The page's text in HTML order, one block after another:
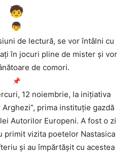
de lectură, se vor întâlni cu
în jocuri pline de mister și vor
de comori.
12 noiembrie, la inițiativa
prima instituție gazdă
Autorilor Europeni. A fost o zi
primit vizita poetelor Nastasica
și au împărtășit cu acestea